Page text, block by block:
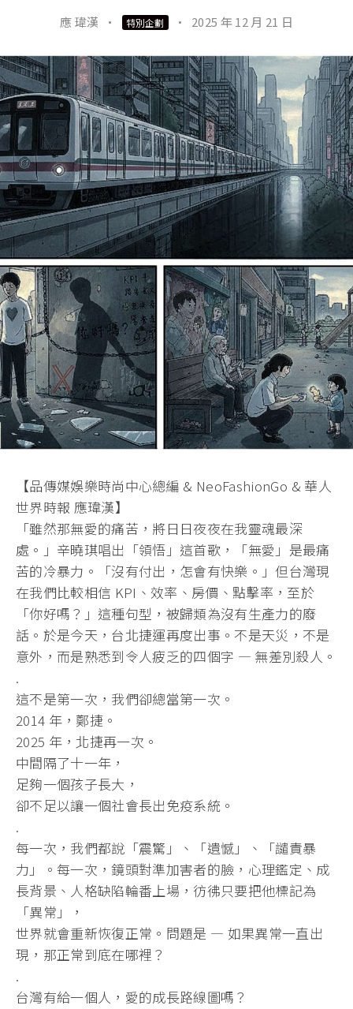
應 瑋漢 · 特別企劃 · 2025 年 12 月 21 日
【品傳媒娛樂時尚中心總編 & NeoFashionGo & 華人
世界時報 應瑋漢】
「雖然那無愛的痛苦， 將日日夜夜在我靈魂最深
處。」辛曉琪唱出「領悟」這首歌，「無愛」是最痛
苦的冷暴力。「沒有付出，怎會有快樂。」但台灣現
在我們比較相信 KPI、效率、房價、點擊率，至於
「你好嗎？」這種句型， 被歸類為沒有生產力的廢
話。於是今天，台北捷運再度出事。 不是天災，不是
意外，而是熟悉到令人疲乏的四個字 — 無差別殺人。
.
這不是第一次，我們卻總當第一次。
2014 年，鄭捷。
2025 年，北捷再一次。
中間隔了十一年，
足夠一個孩子長大，
卻不足以讓一個社會長出免疫系統。
.
每一次，我們都說「震驚」、「遺憾」、「譴責暴
力」。每一次，鏡頭對準加害者的臉，心理鑑定、成
長背景、人格缺陷輪番上場， 彷彿只要把他標記為
「異常」，
世界就會重新恢復正常。問題是 — 如果異常一直出
現，那正常到底在哪裡？
.
台灣有給一個人，愛的成長路線圖嗎？